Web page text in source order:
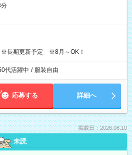
長期更新予定 ※8月～OK！
代活躍中 / 服装自由
応募する 詳細へ
掲載日：2026.08.10
未読